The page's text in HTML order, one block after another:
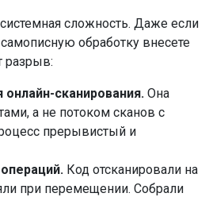
сложность. Даже если
обработку внесете
разрыв:
сканирования. Она
а не потоком сканов с
прерывистый и
Код отсканировали на
при перемещении. Собрали